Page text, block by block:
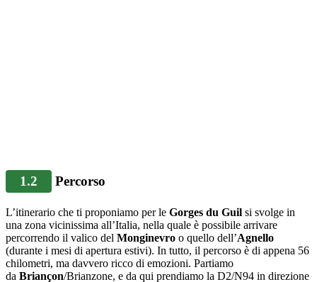
1.2 Percorso
L’itinerario che ti proponiamo per le Gorges du Guil si svolge in
una zona vicinissima all’Italia, nella quale è possibile arrivare
percorrendo il valico del Monginevro o quello dell’Agnello
(durante i mesi di apertura estivi). In tutto, il percorso è di appena 56
chilometri, ma davvero ricco di emozioni. Partiamo
da Briançon/Brianzone, e da qui prendiamo la D2/N94 in direzione